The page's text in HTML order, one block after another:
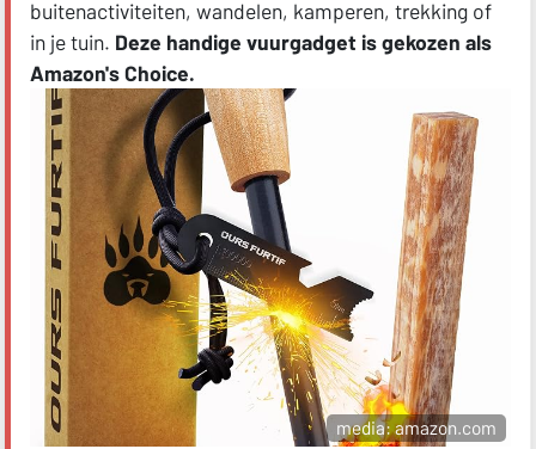
buitenactiviteiten, wandelen, kamperen, trekking of
in je tuin. Deze handige vuurgadget is gekozen als
Amazon's Choice.
media: amazon.com